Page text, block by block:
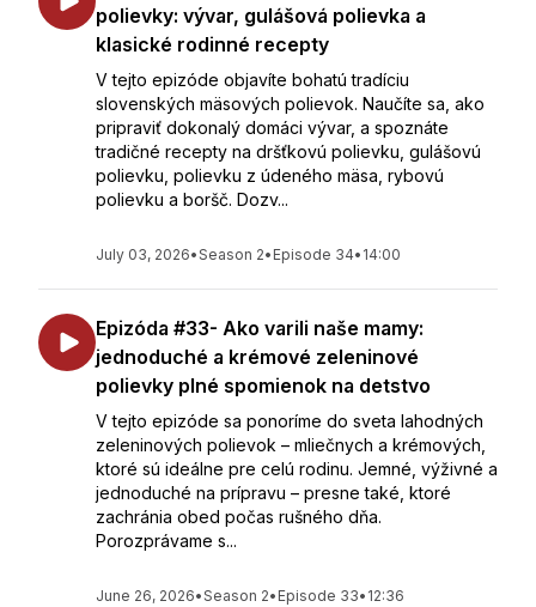
polievky: vývar, gulášová polievka a
klasické rodinné recepty
V tejto epizóde objavíte bohatú tradíciu
slovenských mäsových polievok. Naučíte sa, ako
pripraviť dokonalý domáci vývar, a spoznáte
tradičné recepty na dršťkovú polievku, gulášovú
polievku, polievku z údeného mäsa, rybovú
polievku a boršč. Dozv...
July 03, 2026•Season 2• Episode 34• 14:00
Epizóda #33- Ako varili naše mamy:
jednoduché a krémové zeleninové
polievky plné spomienok na detstvo
V tejto epizóde sa ponoríme do sveta lahodných
zeleninových polievok – mliečnych a krémových,
ktoré sú ideálne pre celú rodinu. Jemné, výživné a
jednoduché na prípravu – presne také, ktoré
zachránia obed počas rušného dňa.
Porozprávame s...
June 26, 2026•Season 2• Episode 33• 12:36